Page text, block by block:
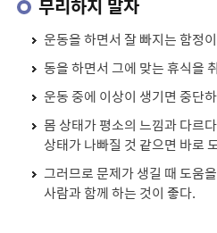
무리하지 말자
운동을 하면서 잘 빠지는 함정
동을 하면서 그에 맞는 휴식을
운동 중에 이상이 생기면 중단
몸 상태가 평소의 느낌과 다르
상태가 나빠질 것 같으면 바로
그러므로 문제가 생길 때 도움
사람과 함께 하는 것이 좋다.